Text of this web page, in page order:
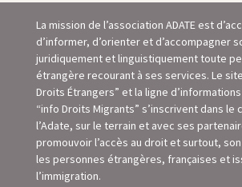
La mission de l’association ADATE est
d’informer, d’orienter et d’accompagner
juridiquement et linguistiquement toute
étrangère recourant à ses services. Le
Droits Étrangers” et la ligne
“info Droits Migrants” s’inscrivent dans le
l’Adate, sur le terrain et avec ses
promouvoir l’accès au droit et surtout,
les personnes étrangères, françaises et
l’immigration.